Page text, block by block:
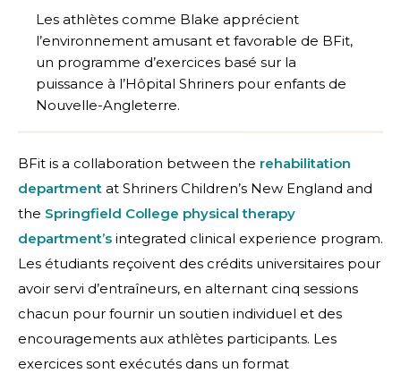
Les athlètes comme Blake apprécient
l’environnement amusant et favorable de BFit,
un programme d’exercices basé sur la
puissance à l’Hôpital Shriners pour enfants de
Nouvelle-Angleterre.
BFit is a collaboration between the rehabilitation
department at Shriners Children’s New England and
the Springfield College physical therapy
department’s integrated clinical experience program.
Les étudiants reçoivent des crédits universitaires pour
avoir servi d’entraîneurs, en alternant cinq sessions
chacun pour fournir un soutien individuel et des
encouragements aux athlètes participants. Les
exercices sont exécutés dans un format